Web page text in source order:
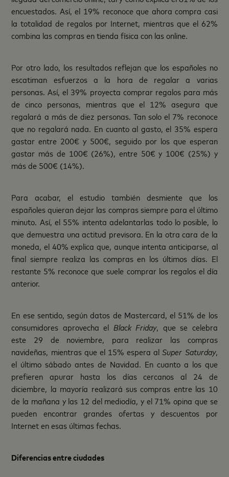
encuestados. Así, el 19% reconoce que ahora compra casi
la totalidad de regalos por Internet, mientras que el 62%
combina las compras en tienda física con las online.
Por otro lado, los resultados reflejan que los españoles no
escatiman esfuerzos a la hora de regalar a varias
personas. Así, el 39% proyecta comprar regalos para más
de cinco personas, mientras que el 12% asegura que
regalará a más de diez personas. Tan solo el 7% reconoce
que no regalará nada. En cuanto al gasto, el 35% espera
gastar entre 200€ y 500€, seguido por los que esperan
gastar más de 100€ (26%), entre 50€ y 100€ (25%) y
más de 500€ (14%).
Para acabar, el estudio también desmiente que los
españoles quieran dejar las compras siempre para el último
minuto. Así, el 55% intenta adelantarlas todo lo posible, lo
que demuestra una actitud previsora. En la otra cara de la
moneda, el 40% explica que, aunque intenta anticiparse, al
final siempre realiza las compras en los últimos días. El
restante 5% reconoce que suele comprar los regalos el día
anterior.
En ese sentido, según datos de Mastercard, el 51% de los
consumidores aprovecha el Black Friday, que se celebra
este 29 de noviembre, para realizar las compras
navideñas, mientras que el 15% espera alSuper Saturday,
el último sábado antes de Navidad. En cuanto a los que
prefieren apurar hasta los días cercanos al 24 de
diciembre, la mayoría realizará sus compras entre las 10
de la mañana y las 12 del mediodía, y el 71% opina que se
pueden encontrar grandes ofertas y descuentos por
Internet en esas últimas fechas.
Diferencias entre ciudades